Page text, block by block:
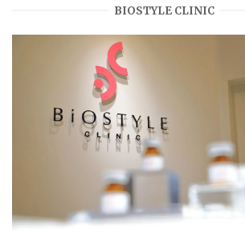
BIOSTYLE CLINIC